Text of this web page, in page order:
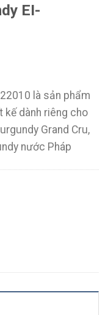
EI-
là sản phẩm
kế dành riêng cho
Grand Cru,
nước Pháp